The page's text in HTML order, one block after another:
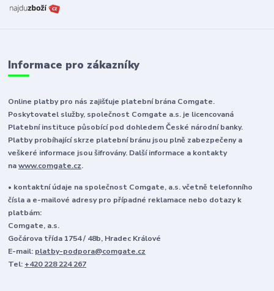
Informace pro zákazníky
Online platby pro nás zajišťuje platební brána Comgate.
Poskytovatel služby, společnost Comgate a.s. je licencovaná
Platební instituce působící pod dohledem České národní banky.
Platby probíhající skrze platební bránu jsou plně zabezpečeny a
veškeré informace jsou šifrovány. Další informace a kontakty
nawww.comgate.cz.
• kontaktní údaje na společnost Comgate, a.s. včetně telefonního
čísla a e-mailové adresy pro případné reklamace nebo dotazy k
platbám:
Comgate, a.s.
Gočárova třída 1754 / 48b, Hradec Králové
E-mail: platby-podpora@comgate.cz
Tel: +420 228 224 267